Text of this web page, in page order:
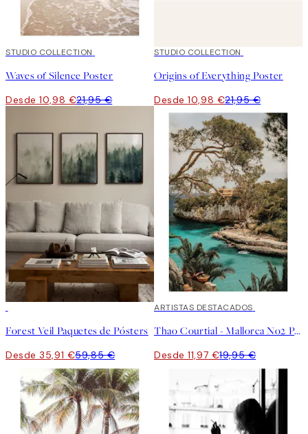
50%*
STUDIO COLLECTION
Waves of Silence Poster
Desde 10,98 €21,95 €
50%*
STUDIO COLLECTION
Origins of Everything Poster
Desde 10,98 €21,95 €
Forest Veil Paquetes de Pósters
Desde 35,91 €59,85 €
40%*
ARTISTAS DESTACADOS
Thao Courtial - Mallorca No2 Poster
Desde 11,97 €19,95 €